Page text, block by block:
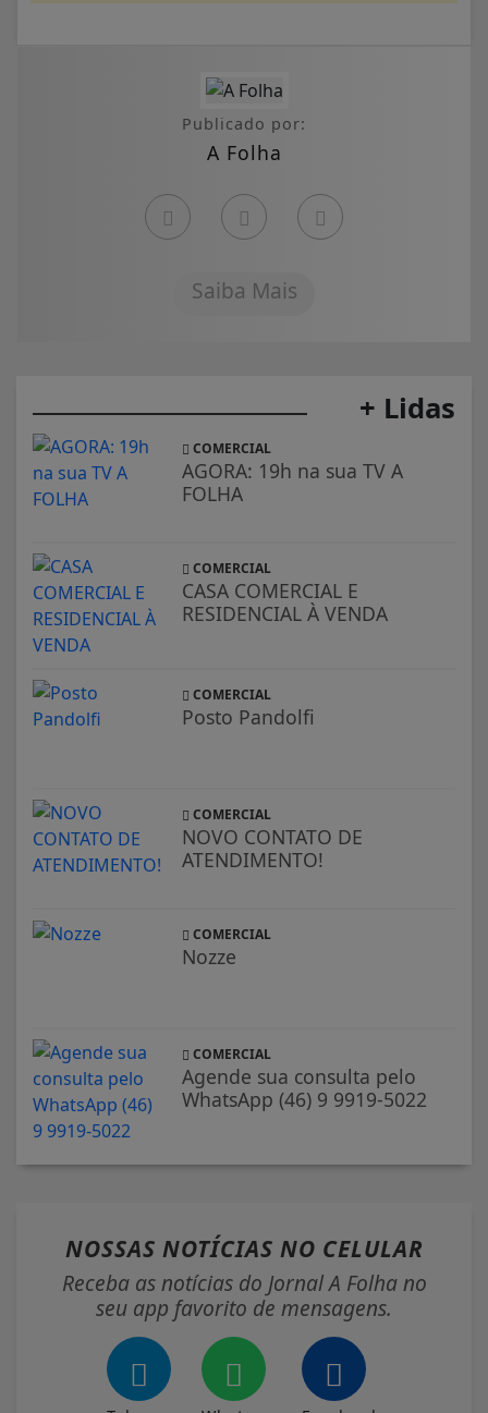
Publicado por:
A Folha
Saiba Mais
+ Lidas
COMERCIAL
AGORA: 19h na sua TV A
FOLHA
COMERCIAL
CASA COMERCIAL E
RESIDENCIAL À VENDA
COMERCIAL
Posto Pandolfi
COMERCIAL
NOVO CONTATO DE
ATENDIMENTO!
COMERCIAL
Nozze
COMERCIAL
Agende sua consulta pelo
WhatsApp (46) 9 9919-5022
NOSSAS NOTÍCIAS NO CELULAR
Receba as notícias do Jornal A Folha no
seu app favorito de mensagens.